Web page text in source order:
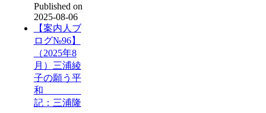
Published on
2025-08-06
【案内人ブ
ログ№96】
（2025年8
月）三浦綾
子の願う平
和
記：三浦隆